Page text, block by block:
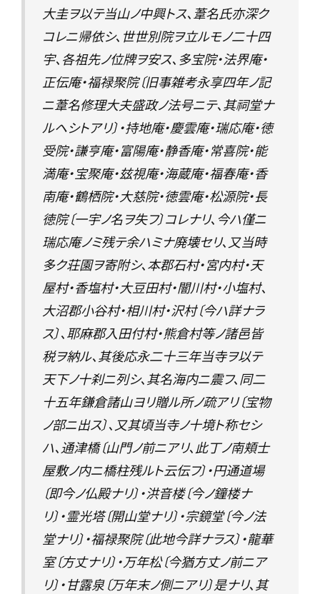
大圭ヲ以テ当山ノ中興トス、葦名氏亦深ク
コレニ帰依シ、世世別院ヲ立ルモノ二十四
宇、各祖先ノ位牌ヲ安ス、多宝院・法界庵・
正伝庵・福禄聚院〔旧事雑考永享四年ノ記
ニ葦名修理大夫盛政ノ法号ニテ、其祠堂ナ
ルヘシトアリ〕・持地庵・慶雲庵・瑞応庵・徳
受院・謙亨庵・富陽庵・静香庵・常喜院・能
満庵・宝聚庵・玆視庵・海蔵庵・福春庵・香
南庵・鶴栖院・大慈院・徳雲庵・松源院・長
徳院〔一宇ノ名ヲ失フ〕コレナリ、今ハ僅ニ
瑞応庵ノミ残テ余ハミナ廃壊セリ、又当時
多ク荘園ヲ寄附シ、本郡石村・宮内村・天
屋村・香塩村・大豆田村・闇川村・小塩村、
大沼郡小谷村・相川村・沢村〔今ハ詳ナラ
ス〕、耶麻郡入田付村・熊倉村等ノ諸邑皆
税ヲ納ル、其後応永二十三年当寺ヲ以テ
天下ノ十刹ニ列シ、其名海内ニ震フ、同二
十五年鎌倉諸山ヨリ贈ル所ノ疏アリ〔宝物
ノ部ニ出ス〕、又其頃当寺ノ十境ト称セシ
ハ、通津橋〔山門ノ前ニアリ、此丁ノ南頬士
屋敷ノ内ニ橋柱残ルト云伝フ〕・円通道場
〔即今ノ仏殿ナリ〕・洪音楼〔今ノ鐘楼ナ
リ〕・霊光塔〔開山堂ナリ〕・宗鏡堂〔今ノ法
堂ナリ〕・福禄聚院〔此地今詳ナラス〕・龍華
室〔方丈ナリ〕・万年松〔今猶方丈ノ前ニア
リ〕・甘露泉〔万年末ノ側ニアリ〕是ナリ、其